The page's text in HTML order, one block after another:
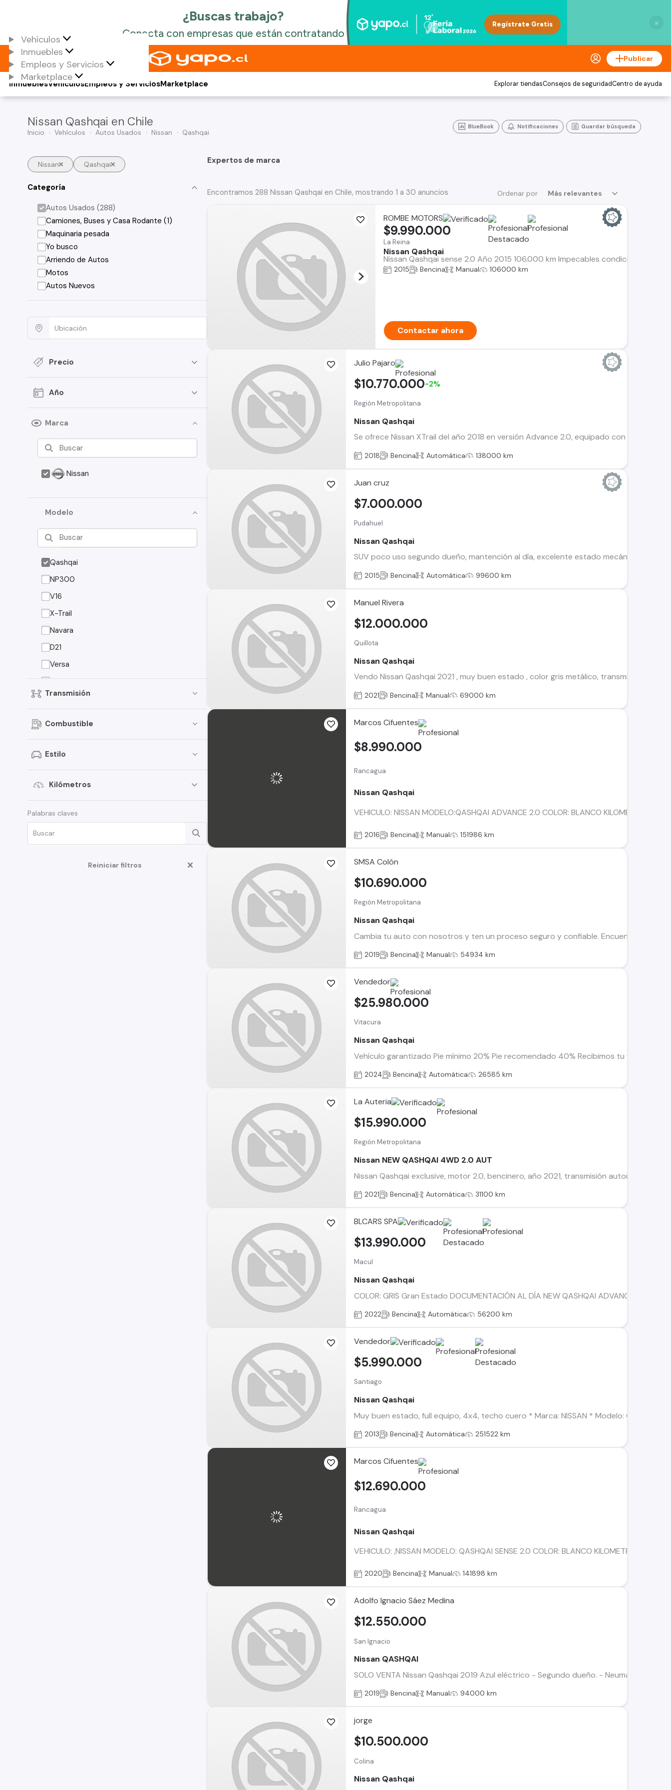
×
Vehículos
Inmuebles
Empleos y Servicios
Marketplace
Publicar
Vehículos
Inmuebles Empleos y ServiciosMarketplace Explorar tiendasConsejos de seguridadCentro de ayuda
Nissan Qashqai en Chile
Inicio Vehículos Autos Usados Nissan Qashqai
BlueBook Notificaciones Guardar búsqueda
Nissan Qashqai
Categoría
Autos Usados (288)
Camiones, Buses y Casa Rodante (1)
Maquinaria pesada
Yo busco
Arriendo de Autos
Motos
Autos Nuevos
Precio
Año
Marca
Nissan
Modelo
Qashqai
NP300
V16
X-Trail
Navara
D21
Versa
Kicks
Terrano
Sentra
Tiida
Note
ALTIMA
D22
Transmisión
Combustible
Estilo
Kilómetros
Palabras claves
Reiniciar filtros
Expertos de marca
Ordenar por Más relevantes
Encontramos 288 Nissan Qashqai en Chile, mostrando 1 a 30 anuncios
ROMBE MOTORS
La Reina
Nissan Qashqai
Nissan Qashqai sense 2.0 Año 2015 106.000 km Impecables condiciones
$9.990.000
2015 Bencina Manual 106000 km
Contactar ahora
Julio Pajaro
Región Metropolitana
Nissan Qashqai
Se ofrece Nissan XTrail del año 2018 en versión Advance 2.0, equipado con motor
$10.770.000-2%
2018 Bencina Automática 138000 km
Juan cruz
Pudahuel
Nissan Qashqai
SUV poco uso segundo dueño, mantención al día, excelente estado mecánico.
$7.000.000
2015 Bencina Automática 99600 km
Manuel Rivera
Quillota
Nissan Qashqai
Vendo Nissan Qashqai 2021 , muy buen estado , color gris metálico, transmisión
$12.000.000
2021 Bencina Manual 69000 km
Marcos Cifuentes
Rancagua
Nissan Qashqai
VEHICULO: NISSAN MODELO:QASHQAI ADVANCE 2.0 COLOR: BLANCO KILOMETRAJE:
$8.990.000
2016 Bencina Manual 151986 km
SMSA Colón
Región Metropolitana
Nissan Qashqai
Cambia tu auto con nosotros y ten un proceso seguro y confiable. Encuentra el ideal
$10.690.000
2019 Bencina Manual 54934 km
Vendedor
Vitacura
Nissan Qashqai
Vehículo garantizado Pie mínimo 20% Pie recomendado 40% Recibimos tu vehículo
$25.980.000
2024 Bencina Automática 26585 km
La Auteria
Región Metropolitana
Nissan NEW QASHQAI 4WD 2.0 AUT
Nissan Qashqai exclusive, motor 2.0, bencinero, año 2021, transmisión automática,
$15.990.000
2021 Bencina Automática 31100 km
BLCARS SPA
Macul
Nissan Qashqai
COLOR: GRIS Gran Estado DOCUMENTACIÓN AL DÍA NEW QASHQAI ADVANCE 2.0
$13.990.000
2022 Bencina Automática 56200 km
Vendedor
Santiago
Nissan Qashqai
Muy buen estado, full equipo, 4x4, techo cuero * Marca: NISSAN * Modelo: QASHQAI
$5.990.000
2013 Bencina Automática 251522 km
Marcos Cifuentes
Rancagua
Nissan Qashqai
VEHICULO: ,NISSAN MODELO: QASHQAI SENSE 2.0 COLOR: BLANCO
$12.690.000
2020 Bencina Manual 141898 km
Adolfo Ignacio Sáez Medina
San Ignacio
Nissan QASHQAI
SOLO VENTA Nissan Qashqai 2019 Azul eléctrico - Segundo dueño. - Neumaticos
$12.550.000
2019 Bencina Manual 94000 km
jorge
Colina
Nissan Qashqai
$10.500.000